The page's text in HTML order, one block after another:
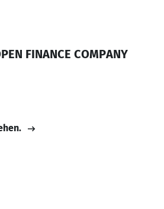
FINANCE COMPANY